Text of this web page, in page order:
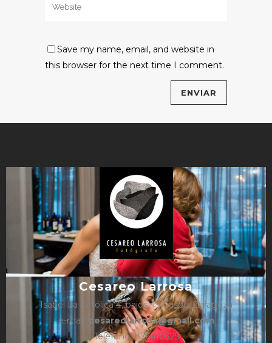
Save my name, email, and website in
this browser for the next time I comment.
Cesareo Larrosa
Isabel La Católica 4, bajos, 1º, Caspe, Zaragoza
e-mail:
cesareolarrosa@gmail.com
Teléfono: 876610325